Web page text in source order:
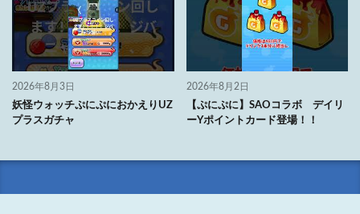
2026年8月3日
妖怪ウォッチぷにぷにおかえりUZ
プラスガチャ
2026年8月2日
【ぷにぷに】SAOコラボ デイリ
ーYポイントカード登場！！